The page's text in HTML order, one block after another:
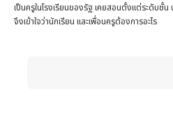
เป็นครูในโรงเรียนของรัฐ เคยสอนตั้งแต่ระดับชั้
จึงเข้าใจว่านักเรียน และเพื่อนครูต้องการอะไร
When autocomplete